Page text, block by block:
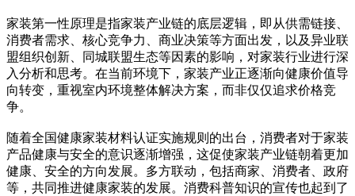
家装第一性原理是指家装产业链的底层逻辑，即从供需链接、
消费者需求、核心竞争力、商业决策等方面出发，以及异业联
盟组织创新、同城联盟生态等因素的影响，对家装行业进行深
入分析和思考。在当前环境下，家装产业正逐渐向健康价值导
向转变，重视室内环境整体解决方案，而非仅仅追求价格竞
争。
随着全国健康家装材料认证实施规则的出台，消费者对于家装
产品健康与安全的意识逐渐增强，这促使家装产业链朝着更加
健康、安全的方向发展。多方联动，包括商家、消费者、政府
等，共同推进健康家装的发展。消费科普知识的宣传也起到了